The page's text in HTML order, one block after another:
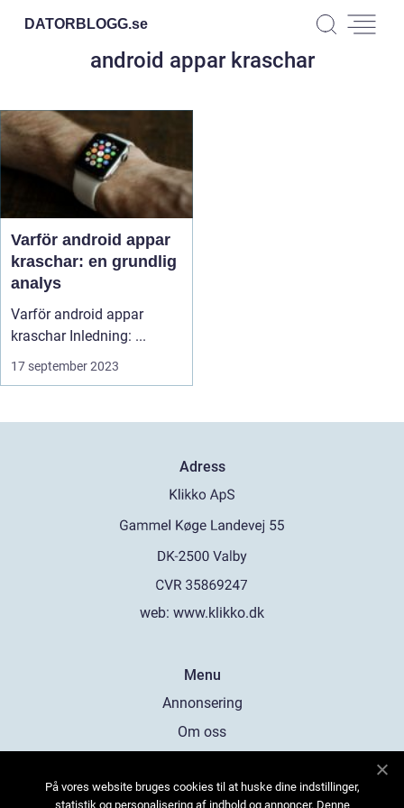
DATORBLOGG.se
android appar kraschar
Varför android appar
kraschar: en grundlig
analys
Varför android appar
kraschar Inledning: ...
17 september 2023
Adress
web: www.klikko.dk
Menu
Annonsering
Om oss
Kontakta oss
På vores website bruges cookies til at huske dine indstillinger,
statistik og personalisering af indhold og annoncer. Denne